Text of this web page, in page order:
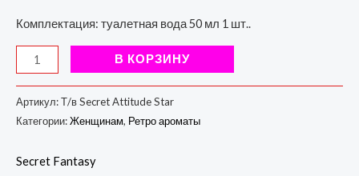
Комплектация: туалетная вода 50 мл 1 шт..
В КОРЗИНУ
Артикул:Т/в Secret Attitude Star
Категории:Женщинам, Ретро ароматы
Secret Fantasy